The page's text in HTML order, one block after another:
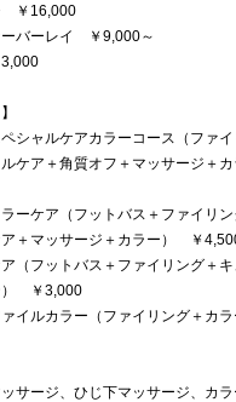
￥16,000
ーバーレイ ￥9,000～
シャルケアカラーコース（ファイ
ケア＋角質オフ＋マッサージ＋
ーケア（フットバス＋ファイリ
ア＋マッサージ＋カラー） ￥
（フットバス＋ファイリング＋
） ￥3,000
ァイルカラー（ファイリング＋カ
サージ、ひじ下マッサージ、カ